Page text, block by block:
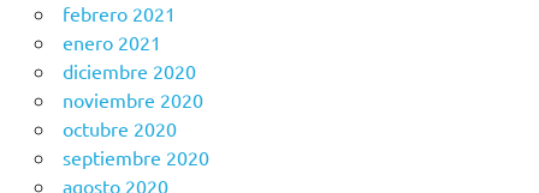
febrero 2021
enero 2021
diciembre 2020
noviembre 2020
octubre 2020
septiembre 2020
agosto 2020